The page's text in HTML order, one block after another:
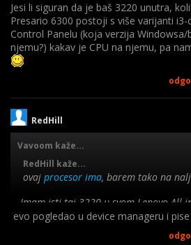
Jesi li siguran da je baš 3220 unutra,
Presario 6300 postoji s više varijanti
Control Panelu (koja verzija
njemu?) kakav je CPU na njemu, pa
RedHill
Vavoom kaže...
RedHill kaže...
ovaj procesor ima, barem tako na
Imam isti taj 3220 u svom Lenovo All-
god., kupljen polovan prije 3), kakva
evo pogledao u device manageru i